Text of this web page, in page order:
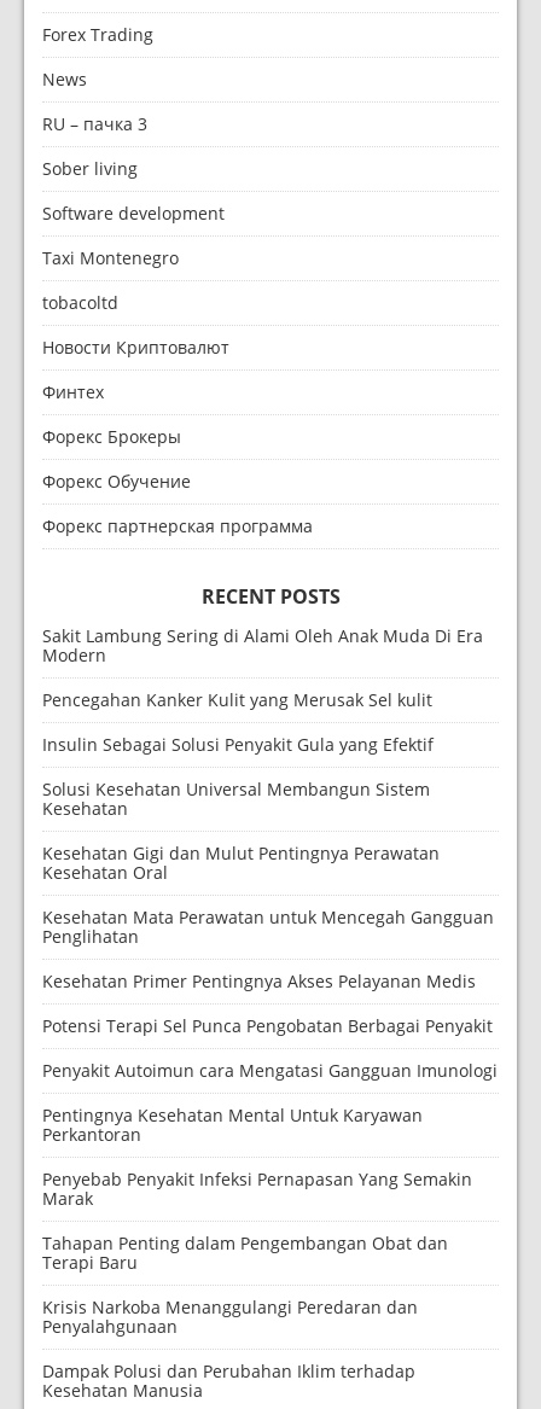
Forex Trading
News
RU – пачка 3
Sober living
Software development
Taxi Montenegro
tobacoltd
Новости Криптовалют
Финтех
Форекс Брокеры
Форекс Обучение
Форекс партнерская программа
RECENT POSTS
Sakit Lambung Sering di Alami Oleh Anak Muda Di Era
Modern
Pencegahan Kanker Kulit yang Merusak Sel kulit
Insulin Sebagai Solusi Penyakit Gula yang Efektif
Solusi Kesehatan Universal Membangun Sistem
Kesehatan
Kesehatan Gigi dan Mulut Pentingnya Perawatan
Kesehatan Oral
Kesehatan Mata Perawatan untuk Mencegah Gangguan
Penglihatan
Kesehatan Primer Pentingnya Akses Pelayanan Medis
Potensi Terapi Sel Punca Pengobatan Berbagai Penyakit
Penyakit Autoimun cara Mengatasi Gangguan Imunologi
Pentingnya Kesehatan Mental Untuk Karyawan
Perkantoran
Penyebab Penyakit Infeksi Pernapasan Yang Semakin
Marak
Tahapan Penting dalam Pengembangan Obat dan
Terapi Baru
Krisis Narkoba Menanggulangi Peredaran dan
Penyalahgunaan
Dampak Polusi dan Perubahan Iklim terhadap
Kesehatan Manusia